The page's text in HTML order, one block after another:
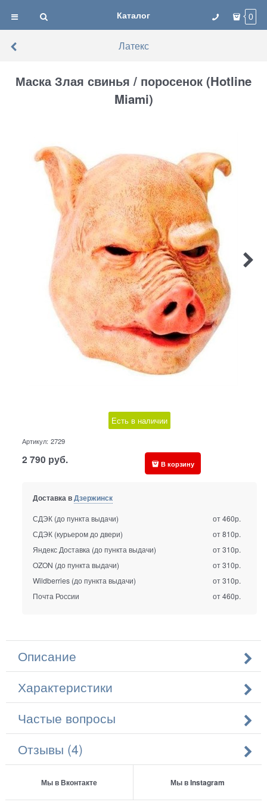
Каталог 0
Латекс
Маска Злая свинья / поросенок (Hotline
Miami)
Есть в наличии
Артикул: 2729
2 790 руб. В корзину
Доставка вДзержинск
СДЭК (до пункта выдачи)
от 460р.
СДЭК (курьером до двери)
от 810р.
Яндекс Доставка (до пункта выдачи)
от 310р.
OZON (до пункта выдачи)
от 310р.
Wildberries (до пункта выдачи)
от 310р.
Почта России
от 460р.
Описание
Характеристики
Частые вопросы
Отзывы (4)
Мы в Вконтакте Мы в Instagram